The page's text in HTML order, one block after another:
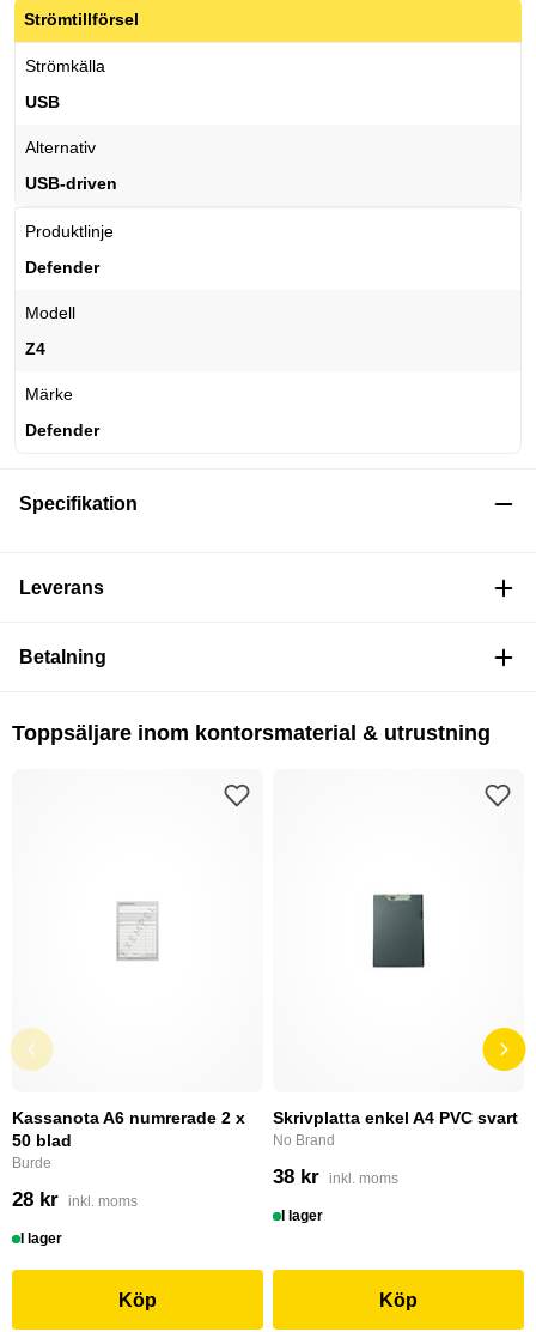
Strömtillförsel
Strömkälla
USB
Alternativ
USB-driven
Produktlinje
Defender
Modell
Z4
Märke
Defender
Specifikation
Leverans
Betalning
Toppsäljare inom kontorsmaterial & utrustning
Kassanota A6 numrerade 2 x
50 blad
Burde
28 kr inkl. moms
I lager
Köp
Skrivplatta enkel A4 PVC svart
No Brand
38 kr inkl. moms
I lager
Köp